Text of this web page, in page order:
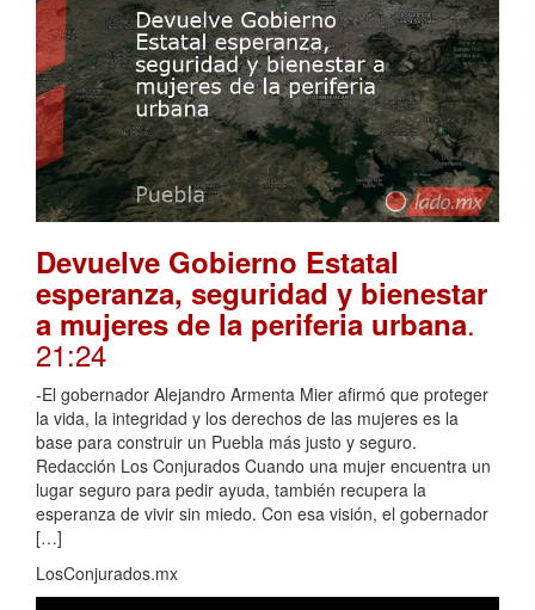
Devuelve Gobierno Estatal
esperanza, seguridad y bienestar
a mujeres de la periferia urbana.
21:24
-El gobernador Alejandro Armenta Mier afirmó que proteger
la vida, la integridad y los derechos de las mujeres es la
base para construir un Puebla más justo y seguro.
Redacción Los Conjurados Cuando una mujer encuentra un
lugar seguro para pedir ayuda, también recupera la
esperanza de vivir sin miedo. Con esa visión, el gobernador
[…]
LosConjurados.mx